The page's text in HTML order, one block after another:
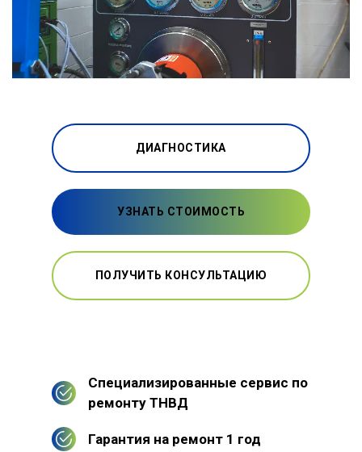
ДИАГНОСТИКА
УЗНАТЬ СТОИМОСТЬ
ПОЛУЧИТЬ КОНСУЛЬТАЦИЮ
Специализированные сервис по
ремонту ТНВД
Гарантия на ремонт 1 год